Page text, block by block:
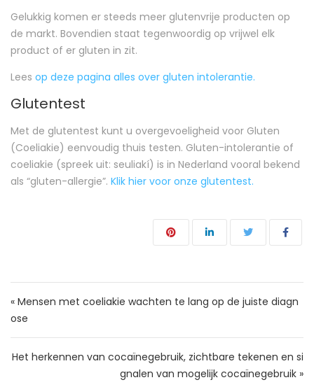
Gelukkig komen er steeds meer glutenvrije producten op
de markt. Bovendien staat tegenwoordig op vrijwel elk
product of er gluten in zit.
Lees op deze pagina alles over gluten intolerantie.
Glutentest
Met de glutentest kunt u overgevoeligheid voor Gluten
(Coeliakie) eenvoudig thuis testen. Gluten-intolerantie of
coeliakie (spreek uit: seuliakí) is in Nederland vooral bekend
als “gluten-allergie”. Klik hier voor onze glutentest.
Bericht navigatie
« Mensen met coeliakie wachten te lang op de juiste diagn
ose
Het herkennen van cocaïnegebruik, zichtbare tekenen en si
gnalen van mogelijk cocaïnegebruik »